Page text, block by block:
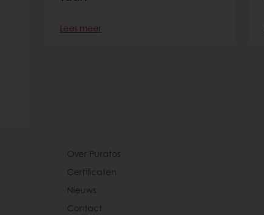
Lees meer
Over Puratos
Certificaten
Nieuws
Contact